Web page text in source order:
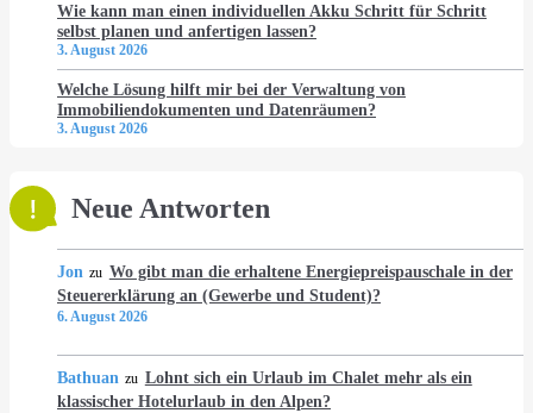
Wie kann man einen individuellen Akku Schritt für Schritt
selbst planen und anfertigen lassen?
3. August 2026
Welche Lösung hilft mir bei der Verwaltung von
Immobiliendokumenten und Datenräumen?
3. August 2026
Neue Antworten
Jon zu Wo gibt man die erhaltene Energiepreispauschale in der
Steuererklärung an (Gewerbe und Student)?
6. August 2026
Bathuan zu Lohnt sich ein Urlaub im Chalet mehr als ein
klassischer Hotelurlaub in den Alpen?